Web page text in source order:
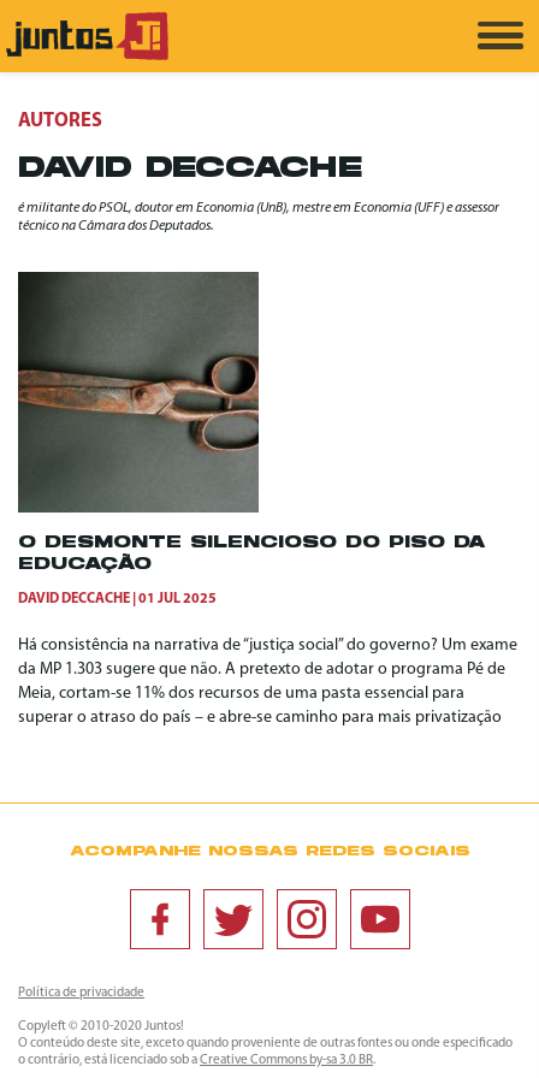
AUTORES
DAVID DECCACHE
é militante do PSOL, doutor em Economia (UnB), mestre em Economia (UFF) e assessor
técnico na Câmara dos Deputados.
O DESMONTE SILENCIOSO DO PISO DA
EDUCAÇÃO
DAVID DECCACHE 01 JUL 2025
Há consistência na narrativa de “justiça social” do governo? Um exame
da MP 1.303 sugere que não. A pretexto de adotar o programa Pé de
Meia, cortam-se 11% dos recursos de uma pasta essencial para
superar o atraso do país – e abre-se caminho para mais privatização
ACOMPANHE NOSSAS REDES SOCIAIS
Política de privacidade
Copyleft © 2010-2020 Juntos!
O conteúdo deste site, exceto quando proveniente de outras fontes ou onde especificado
o contrário, está licenciado sob aCreative Commons by-sa 3.0 BR.